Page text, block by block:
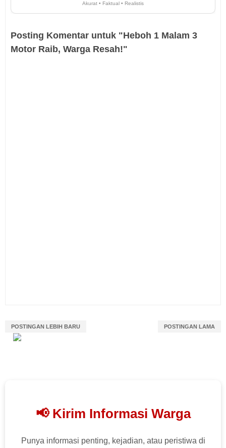
Akurat • Faktual • Realistis
Posting Komentar untuk "Heboh 1 Malam 3
Motor Raib, Warga Resah!"
POSTINGAN LEBIH BARU POSTINGAN LAMA
📢 Kirim Informasi Warga
Punya informasi penting, kejadian, atau peristiwa di